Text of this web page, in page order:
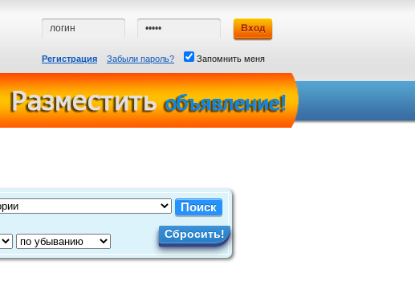
Регистрация Забыли пароль? Запомнить меня
Сбросить!